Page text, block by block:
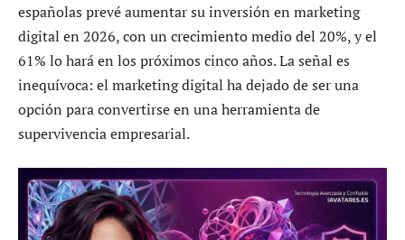
españolas prevé aumentar su inversión en marketing
digital en 2026, con un crecimiento medio del 20%, y el
61% lo hará en los próximos cinco años. La señal es
inequívoca: el marketing digital ha dejado de ser una
opción para convertirse en una herramienta de
supervivencia empresarial.